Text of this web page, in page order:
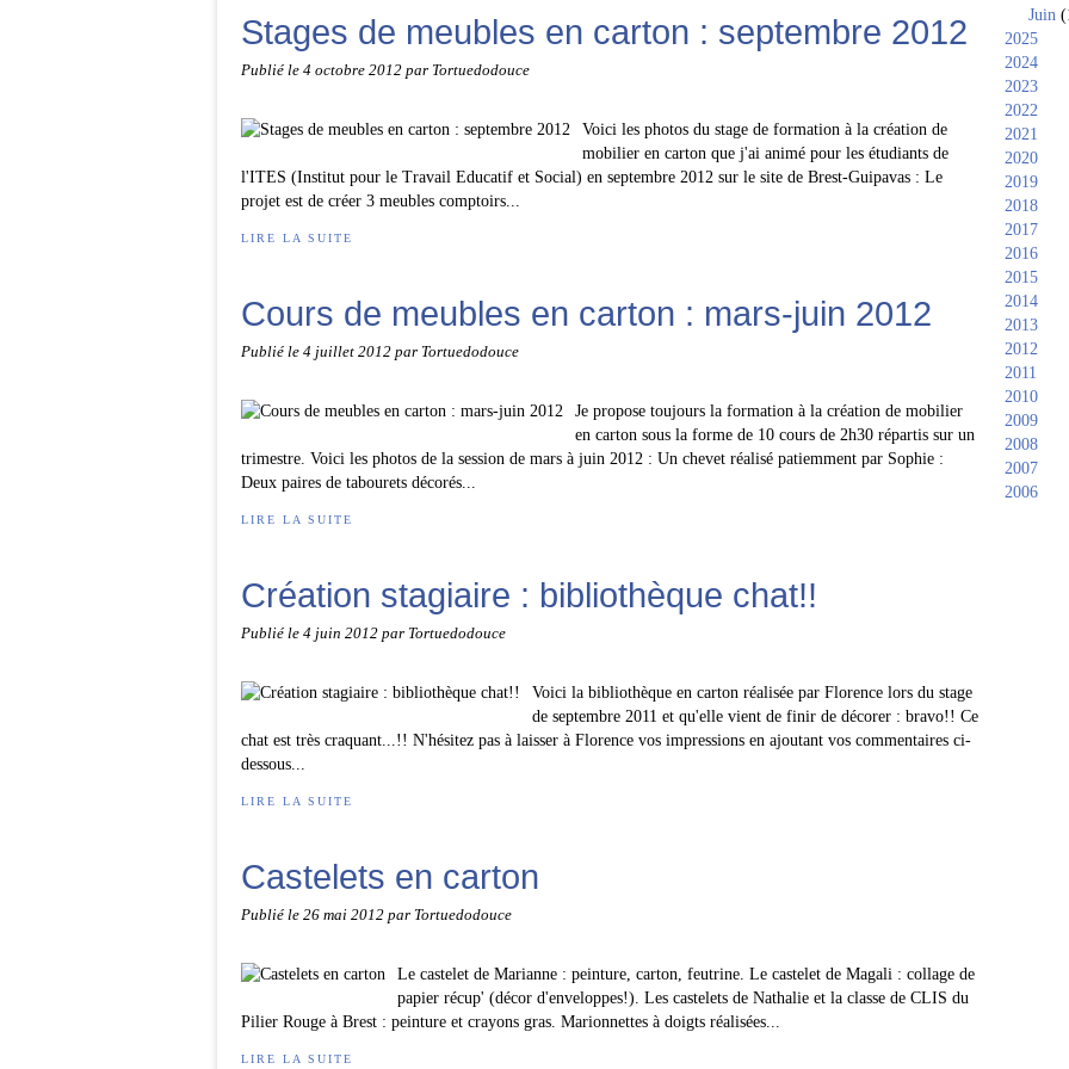
Stages de meubles en carton : septembre 2012
Publié le 4 octobre 2012 par Tortuedodouce
Voici les photos du stage de formation à la création de
mobilier en carton que j'ai animé pour les étudiants de
l'ITES (Institut pour le Travail Educatif et Social) en septembre 2012 sur le site de Brest-Guipavas : Le
projet est de créer 3 meubles comptoirs...
LIRE LA SUITE
Cours de meubles en carton : mars-juin 2012
Publié le 4 juillet 2012 par Tortuedodouce
Je propose toujours la formation à la création de mobilier
en carton sous la forme de 10 cours de 2h30 répartis sur un
trimestre. Voici les photos de la session de mars à juin 2012 : Un chevet réalisé patiemment par Sophie :
Deux paires de tabourets décorés...
LIRE LA SUITE
Création stagiaire : bibliothèque chat!!
Publié le 4 juin 2012 par Tortuedodouce
Voici la bibliothèque en carton réalisée par Florence lors du stage
de septembre 2011 et qu'elle vient de finir de décorer : bravo!! Ce
chat est très craquant...!! N'hésitez pas à laisser à Florence vos impressions en ajoutant vos commentaires ci-
dessous...
LIRE LA SUITE
Castelets en carton
Publié le 26 mai 2012 par Tortuedodouce
Le castelet de Marianne : peinture, carton, feutrine. Le castelet de Magali : collage de
papier récup' (décor d'enveloppes!). Les castelets de Nathalie et la classe de CLIS du
Pilier Rouge à Brest : peinture et crayons gras. Marionnettes à doigts réalisées...
LIRE LA SUITE
Juin
2025
2024
2023
2022
2021
2020
2019
2018
2017
2016
2015
2014
2013
2012
2011
2010
2009
2008
2007
2006